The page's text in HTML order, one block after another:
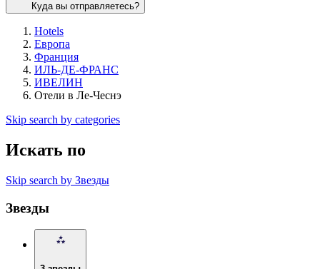
Куда вы отправляетесь?
Hotels
Европа
Франция
ИЛЬ-ДЕ-ФРАНС
ИВЕЛИН
Отели в Ле-Чеснэ
Skip search by categories
Искать по
Skip search by Звезды
Звезды